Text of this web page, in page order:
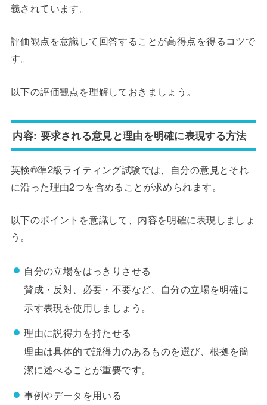
義されています。
評価観点を意識して回答することが高得点を得るコツで
す。
以下の評価観点を理解しておきましょう。
内容: 要求される意見と理由を明確に表現する方法
英検®準2級ライティング試験では、自分の意見とそれ
に沿った理由2つを含めることが求められます。
以下のポイントを意識して、内容を明確に表現しましょ
う。
自分の立場をはっきりさせる
賛成・反対、必要・不要など、自分の立場を明確に
示す表現を使用しましょう。
理由に説得力を持たせる
理由は具体的で説得力のあるものを選び、根拠を簡
潔に述べることが重要です。
事例やデータを用いる